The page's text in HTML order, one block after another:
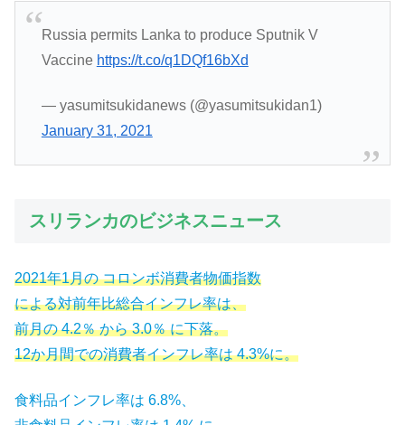
Russia permits Lanka to produce Sputnik V
Vaccine https://t.co/q1DQf16bXd
— yasumitsukidanews (@yasumitsukidan1)
January 31, 2021
スリランカのビジネスニュース
2021年1月の コロンボ消費者物価指数
による対前年比総合インフレ率は、
前月の 4.2％ から 3.0％ に下落。
12か月間での消費者インフレ率は 4.3%に。
食料品インフレ率は 6.8%、